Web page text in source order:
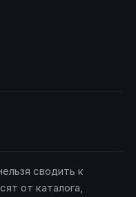
сводить к
от каталога,